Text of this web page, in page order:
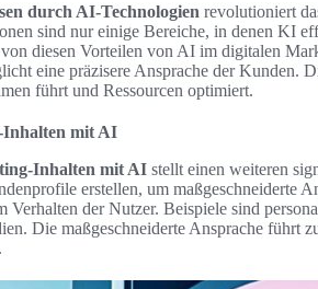
durch AI-Technologien revolutioniert
sind nur einige Bereiche, in denen KI
diesen Vorteilen von AI im digitalen
eine präzisere Ansprache der Kunden.
führt und Ressourcen optimiert.
Inhalten mit AI
Inhalten mit AI stellt einen weiteren
erstellen, um maßgeschneiderte
Verhalten der Nutzer. Beispiele sind
Die maßgeschneiderte Ansprache führt